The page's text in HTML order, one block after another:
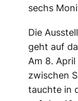
sechs
Die
geht auf
Am 8.
zwischen
tauchte in